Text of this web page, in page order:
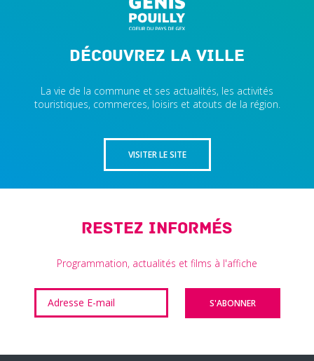
Découvrez la ville
La vie de la commune et ses actualités, les activités
touristiques, commerces, loisirs et atouts de la région.
VISITER LE SITE
Restez informés
Programmation, actualités et films à l'affiche